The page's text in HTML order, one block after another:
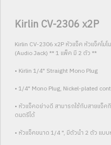
Kirlin CV-2306 x2P
Kirlin CV-2306 x2P หัวแจ็ค หัวแจ็คโ
(Audio Jack) ** 1 แพ็ค มี 2 ตัว **
• Kirlin 1/4" Straight Mono Plug
• 1/4" Mono Plug, Nickel-plated
• หัวแจ็คอย่างดี สามารถใช้กับสายแ
ดนตรีได้
• หัวแจ็คขนาด 1/4 ", มีตัวนำ 2 ตัว แบ